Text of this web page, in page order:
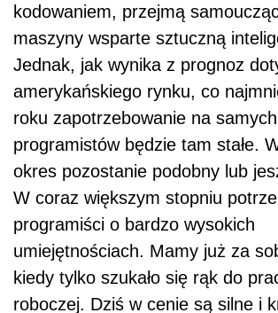
kodowaniem, przejmą
maszyny wsparte sztuczną
Jednak, jak wynika z prognoz
amerykańskiego rynku, co
roku zapotrzebowanie na samych
programistów będzie tam stałe.
okres pozostanie podobny lub
W coraz większym stopniu
programiści o bardzo wysokich
umiejętnościach. Mamy już za
kiedy tylko szukało się rąk do
roboczej. Dziś w cenie są silne i